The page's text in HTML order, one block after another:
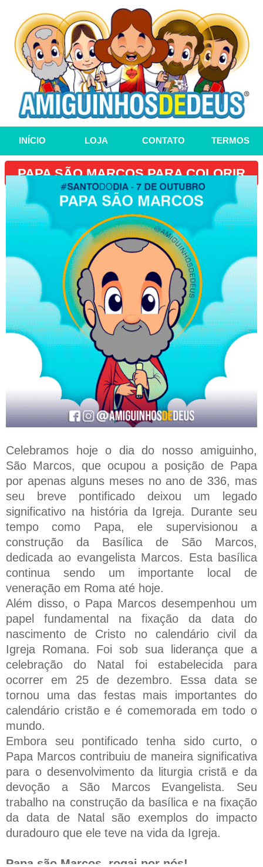
INÍCIO LOJA CONTATO TERMOS
PAPA SÃO MARCOS PARA COLORIR
Celebramos hoje o dia do nosso amiguinho,
São Marcos, que ocupou a posição de Papa
por apenas alguns meses no ano de 336, mas
seu breve pontificado deixou um legado
significativo na história da Igreja. Durante seu
tempo como Papa, ele supervisionou a
construção da Basílica de São Marcos,
dedicada ao evangelista Marcos. Esta basílica
continua sendo um importante local de
veneração em Roma até hoje.
Além disso, o Papa Marcos desempenhou um
papel fundamental na fixação da data do
nascimento de Cristo no calendário civil da
Igreja Romana. Foi sob sua liderança que a
celebração do Natal foi estabelecida para
ocorrer em 25 de dezembro. Essa data se
tornou uma das festas mais importantes do
calendário cristão e é comemorada em todo o
mundo.
Embora seu pontificado tenha sido curto, o
Papa Marcos contribuiu de maneira significativa
para o desenvolvimento da liturgia cristã e da
devoção a São Marcos Evangelista. Seu
trabalho na construção da basílica e na fixação
da data de Natal são exemplos do impacto
duradouro que ele teve na vida da Igreja.
Papa são Marcos, rogai por nós!